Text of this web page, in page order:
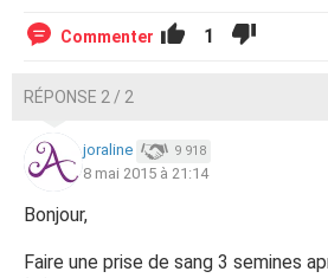
Commenter 1
RÉPONSE 2 / 2
joraline 9 918
8 mai 2015 à 21:14
Bonjour,
Faire une prise de sang 3 semines